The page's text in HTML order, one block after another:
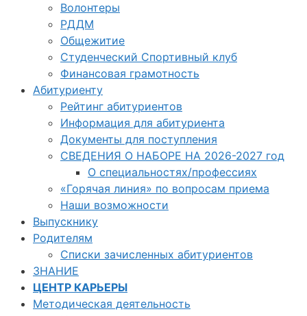
Волонтеры
РДДМ
Общежитие
Студенческий Спортивный клуб
Финансовая грамотность
Абитуриенту
Рейтинг абитуриентов
Информация для абитуриента
Документы для поступления
СВЕДЕНИЯ О НАБОРЕ НА 2026-2027 год
О специальностях/профессиях
«Горячая линия» по вопросам приема
Наши возможности
Выпускнику
Родителям
Списки зачисленных абитуриентов
ЗНАНИЕ
ЦЕНТР КАРЬЕРЫ
Методическая деятельность